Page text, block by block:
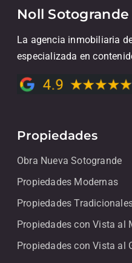
Noll Sotogrande
La agencia inmobiliaria
especializada en
Propiedades
Obra Nueva Sotogrande
Propiedades Modernas
Propiedades
Propiedades con Vista al
Propiedades con Vista al